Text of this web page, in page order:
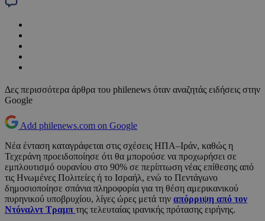
Δες περισσότερα άρθρα του philenews όταν αναζητάς ειδήσεις στην
Google
Add philenews.com on Google
Νέα ένταση καταγράφεται στις σχέσεις ΗΠΑ–Ιράν, καθώς η
Τεχεράνη προειδοποίησε ότι θα μπορούσε να προχωρήσει σε
εμπλουτισμό ουρανίου στο 90% σε περίπτωση νέας επίθεσης από
τις Ηνωμένες Πολιτείες ή το Ισραήλ, ενώ το Πεντάγωνο
δημοσιοποίησε σπάνια πληροφορία για τη θέση αμερικανικού
πυρηνικού υποβρυχίου, λίγες ώρες μετά την απόρριψη από τον
Ντόναλντ Τραμπ της τελευταίας ιρανικής πρότασης ειρήνης.